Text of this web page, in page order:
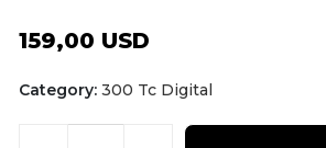
159,00 USD
Category: 300 Tc Digital